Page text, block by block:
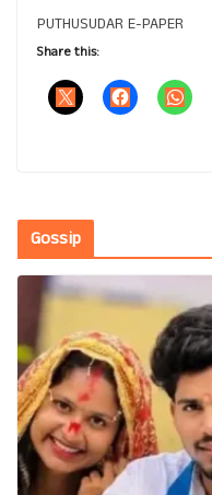
PUTHUSUDAR E-PAPER
Share this:
Gossip